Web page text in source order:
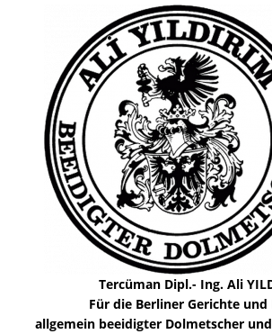
Tercüman Dipl.- Ing. Ali
Für die Berliner Gerichte und
allgemein beeidigter Dolmetscher